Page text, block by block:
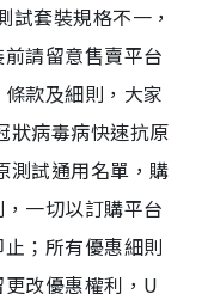
試套裝規格不一，
請留意售賣平台
款及細則，大家
狀病毒病快速抗原
測試通用名單，購
一切以訂購平台
；所有優惠細則
改優惠權利，U